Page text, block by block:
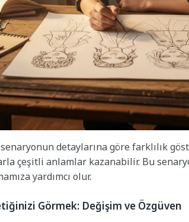
detaylarına göre farklılık
çeşitli anlamlar kazanabilir. Bu
yardımcı olur.
Görmek: Değişim ve Özgüven